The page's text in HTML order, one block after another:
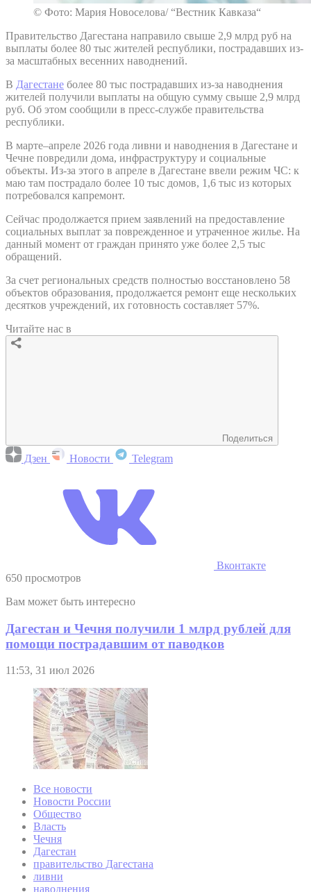
© Фото: Мария Новоселова/ “Вестник Кавказа“
Правительство Дагестана направило свыше 2,9 млрд руб на
выплаты более 80 тыс жителей республики, пострадавших из-
за масштабных весенних наводнений.
В Дагестане более 80 тыс пострадавших из-за наводнения
жителей получили выплаты на общую сумму свыше 2,9 млрд
руб. Об этом сообщили в пресс-службе правительства
республики.
В марте–апреле 2026 года ливни и наводнения в Дагестане и
Чечне повредили дома, инфраструктуру и социальные
объекты. Из-за этого в апреле в Дагестане ввели режим ЧС: к
маю там пострадало более 10 тыс домов, 1,6 тыс из которых
потребовался капремонт.
Сейчас продолжается прием заявлений на предоставление
социальных выплат за поврежденное и утраченное жилье. На
данный момент от граждан принято уже более 2,5 тыс
обращений.
За счет региональных средств полностью восстановлено 58
объектов образования, продолжается ремонт еще нескольких
десятков учреждений, их готовность составляет 57%.
Читайте нас в
Поделиться
Дзен Новости Telegram
Вконтакте
650 просмотров
Вам может быть интересно
Дагестан и Чечня получили 1 млрд рублей для
помощи пострадавшим от паводков
11:53, 31 июл 2026
Все новости
Новости России
Общество
Власть
Чечня
Дагестан
правительство Дагестана
ливни
наводнения